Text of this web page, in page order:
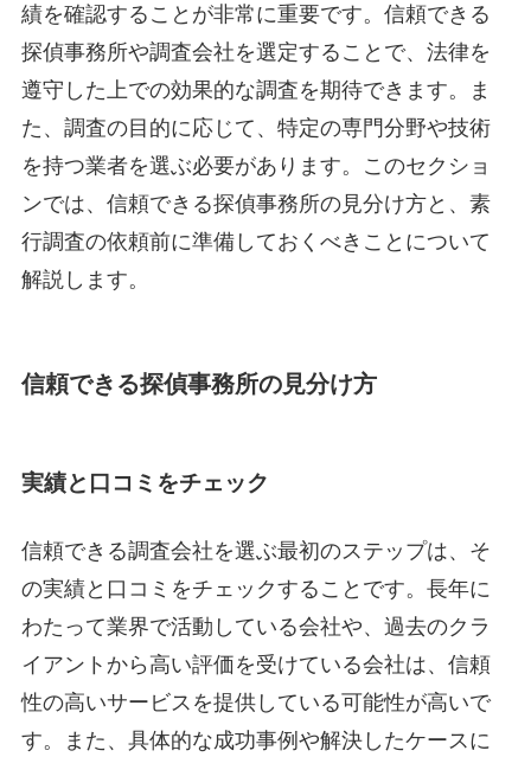
績を確認することが非常に重要です。信頼できる
探偵事務所や調査会社を選定することで、法律を
遵守した上での効果的な調査を期待できます。ま
た、調査の目的に応じて、特定の専門分野や技術
を持つ業者を選ぶ必要があります。このセクショ
ンでは、信頼できる探偵事務所の見分け方と、素
行調査の依頼前に準備しておくべきことについて
解説します。
信頼できる探偵事務所の見分け方
実績と口コミをチェック
信頼できる調査会社を選ぶ最初のステップは、そ
の実績と口コミをチェックすることです。長年に
わたって業界で活動している会社や、過去のクラ
イアントから高い評価を受けている会社は、信頼
性の高いサービスを提供している可能性が高いで
す。また、具体的な成功事例や解決したケースに